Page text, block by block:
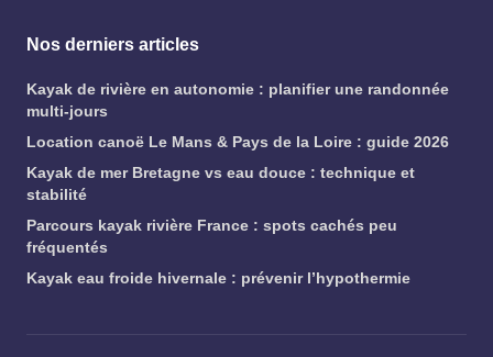
Nos derniers articles
Kayak de rivière en autonomie : planifier une randonnée
multi-jours
Location canoë Le Mans & Pays de la Loire : guide 2026
Kayak de mer Bretagne vs eau douce : technique et
stabilité
Parcours kayak rivière France : spots cachés peu
fréquentés
Kayak eau froide hivernale : prévenir l’hypothermie